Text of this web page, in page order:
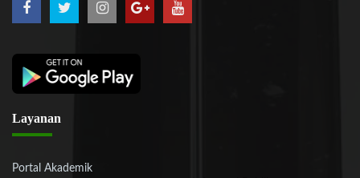
Layanan
Portal Akademik